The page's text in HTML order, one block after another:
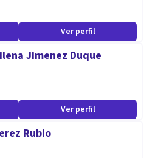
Ver perfil
Jimenez Duque
Ver perfil
Rubio